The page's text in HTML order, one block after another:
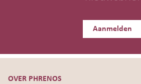
Aanmelden
OVER PHRENOS